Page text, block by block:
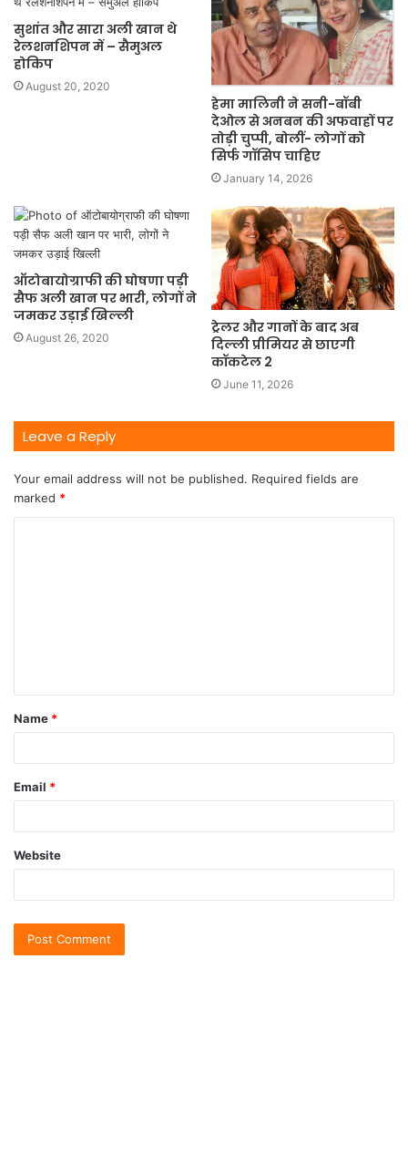
सुशांत और सारा अली खान थे
रेलशनशिपन में – सैमुअल
होकिप
August 20, 2020
हेमा मालिनी ने सनी-बॉबी
देओल से अनबन की अफवाहों पर
तोड़ी चुप्पी, बोलीं- लोगों को
सिर्फ गॉसिप चाहिए
January 14, 2026
ऑटोबायोग्राफी की घोषणा पड़ी
सैफ अली खान पर भारी, लोगों ने
जमकर उड़ाई खिल्ली
August 26, 2020
ट्रेलर और गानों के बाद अब
दिल्ली प्रीमियर से छाएगी
कॉकटेल 2
June 11, 2026
Leave a Reply
Your email address will not be published. Required fields are
marked *
Name *
Email *
Website